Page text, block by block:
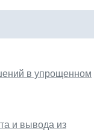
в упрощенном
и вывода из